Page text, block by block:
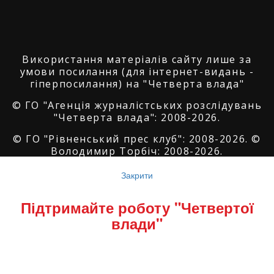
Використання матеріалів сайту лише за
умови посилання (для інтернет-видань -
гіперпосилання) на "Четверта влада"
© ГО "Агенція журналістських розслідувань
"Четверта влада": 2008-2026.
© ГО "Рівненський прес клуб": 2008-2026. ©
Володимир Торбіч: 2008-2026.
SoftGroup
Reserved
Закрити
Підтримайте роботу "Четвертої
влади"